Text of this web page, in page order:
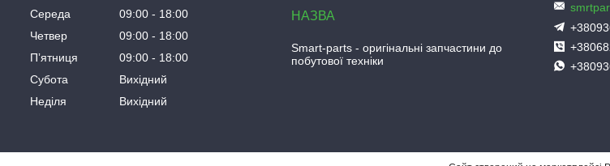
Середа
09:00
18:00
Четвер
09:00
18:00
Пʼятниця
09:00
18:00
Субота
Вихідний
Неділя
Вихідний
Smart-parts - оригінальні запчастини до
побутової техніки